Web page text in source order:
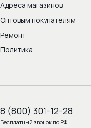
Адреса магазинов
Оптовым покупателям
Ремонт
Политика
8 (800) 301-12-28
Бесплатный звонок по РФ